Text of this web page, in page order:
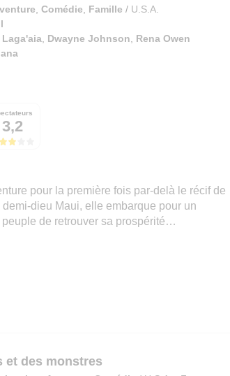
, Comédie, Famille / U.S.A.
, Dwayne Johnson, Rena Owen
3,2
pour la première fois par-delà le récif de
dieu Maui, elle embarque pour un
de retrouver sa prospérité…
et des monstres